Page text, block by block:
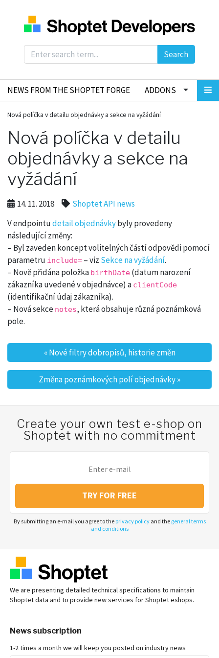
Search
NEWS FROM THE SHOPTET FORGE ADDONS
Nová políčka v detailu objednávky a sekce na vyžádání
Nová políčka v detailu
objednávky a sekce na
vyžádání
14. 11. 2018
Shoptet API news
V endpointudetail objednávkybyly provedeny
následující změny:
– Byl zaveden koncept volitelných částí odpovědi pomocí
parametru include= – viz Sekce na vyžádání.
– Nově přidána položka birthDate (datum narození
zákazníka uvedené v objednávce) a clientCode
(identifikační údaj zákazníka).
– Nová sekce notes, která obsahuje různá poznámková
pole.
Post navigation
«Nové filtry dobropisů, historie změn
Změna poznámkových polí objednávky»
Create your own test e-shop on
Shoptet with no commitment
TRY FOR FREE
By submitting an e-mail you agree to the privacy policyand the general terms
and conditions
We are presenting detailed technical specifications to maintain
Shoptet data and to provide new services for Shoptet eshops.
News subscription
1-2 times a month we will keep you posted on industry news